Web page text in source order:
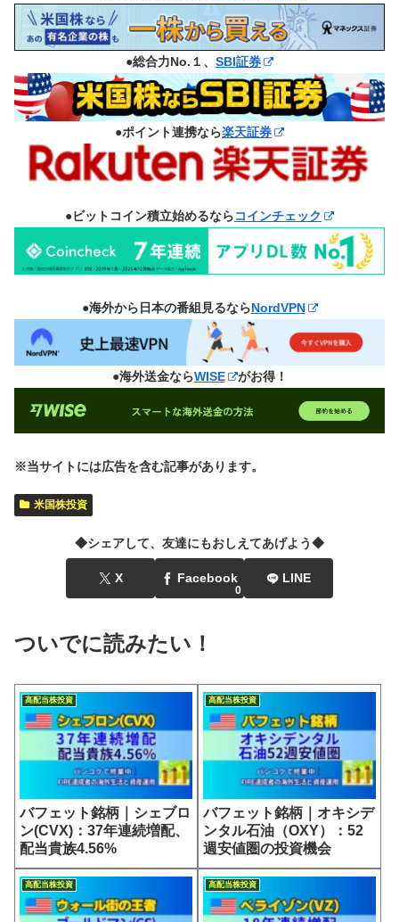
●総合力No.１、 SBI証券
●ポイント連携なら楽天証券
●ビットコイン積立始めるならコインチェック
●海外から日本の番組見るならNordVPN
●海外送金ならWISE がお得！
※当サイトには広告を含む記事があります。
米国株投資
◆シェアして、友達にもおしえてあげよう◆
X Facebook
0
LINE
ついでに読みたい！
高配当株投資
バフェット銘柄｜シェブロ
ン(CVX)：37年連続増配、
配当貴族4.56%
高配当株投資
バフェット銘柄｜オキシデ
ンタル石油（OXY）：52
週安値圏の投資機会
高配当株投資 高配当株投資